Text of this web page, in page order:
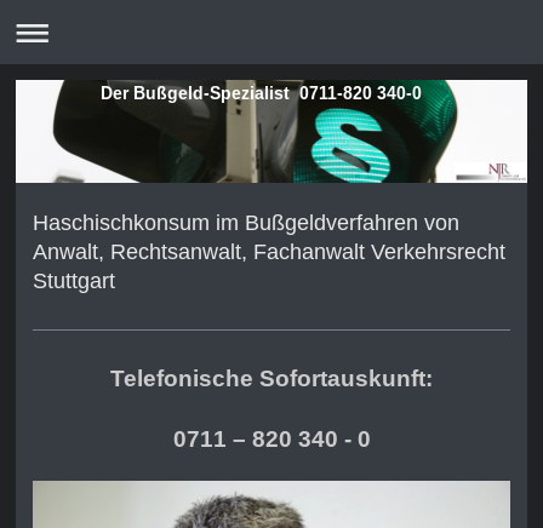
Der Bußgeld-Spezialist 0711-820 340-0
Haschischkonsum im Bußgeldverfahren von
Anwalt, Rechtsanwalt, Fachanwalt Verkehrsrecht
Stuttgart
Telefonische Sofortauskunft:
0711 – 820 340 - 0